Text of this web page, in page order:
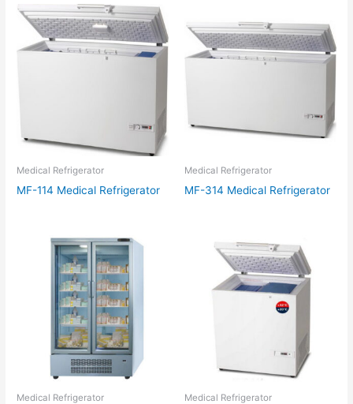
Medical Refrigerator
MF-114 Medical Refrigerator
Medical Refrigerator
MF-314 Medical Refrigerator
Medical Refrigerator Medical Refrigerator